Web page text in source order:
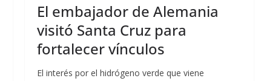
El embajador de Alemania
visitó Santa Cruz para
fortalecer vínculos
El interés por el hidrógeno verde que viene